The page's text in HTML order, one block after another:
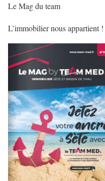
Le Mag du team
L’immobilier nous appartient !